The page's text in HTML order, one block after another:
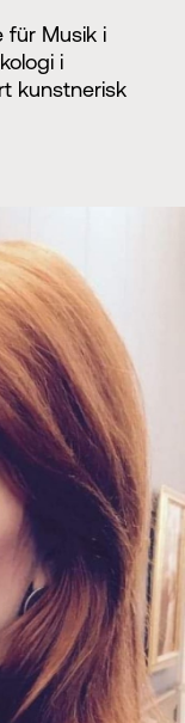
für Musik i
i
kunstnerisk